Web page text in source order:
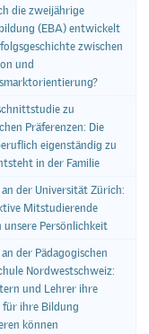
die zweijährige
(EBA) entwickelt
zwischen
und
zu
Präferenzen: Die
eigenständig zu
in der Familie
der Universität Zürich:
Mitstudierende
unsere Persönlichkeit
der Pädagogischen
Nordwestschweiz:
und Lehrer ihre
für ihre Bildung
können